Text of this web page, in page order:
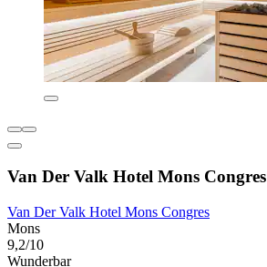
Van Der Valk Hotel Mons Congres
Van Der Valk Hotel Mons Congres
Mons
9,2/10
Wunderbar